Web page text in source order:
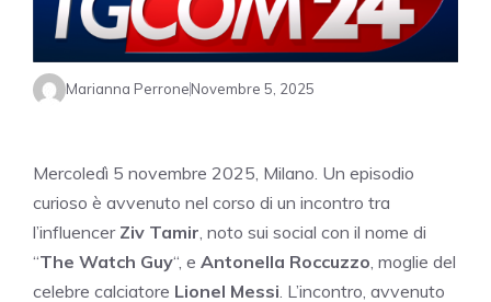
Marianna PerroneNovembre 5, 2025
Mercoledì 5 novembre 2025, Milano. Un episodio
curioso è avvenuto nel corso di un incontro tra
l’influencer Ziv Tamir , noto sui social con il nome di
“The Watch Guy“, e Antonella Roccuzzo , moglie del
celebre calciatore Lionel Messi . L’incontro, avvenuto